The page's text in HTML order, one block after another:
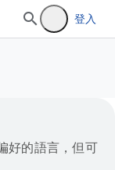
登入
好的語言，但可